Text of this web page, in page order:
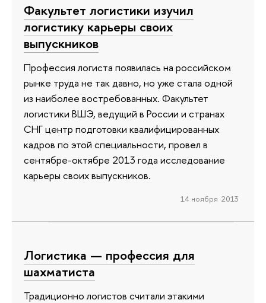
Факультет логистики изучил
логистику карьеры своих
выпускников
Профессия логиста появилась на российском
рынке труда не так давно, но уже стала одной
из наиболее востребованных. Факультет
логистики ВШЭ, ведущий в России и странах
СНГ центр подготовки квалифицированных
кадров по этой специальности, провел в
сентябре-октябре 2013 года исследование
карьеры своих выпускников.
14 ноября 2013
Логистика — профессия для
шахматиста
Традиционно логистов считали этакими